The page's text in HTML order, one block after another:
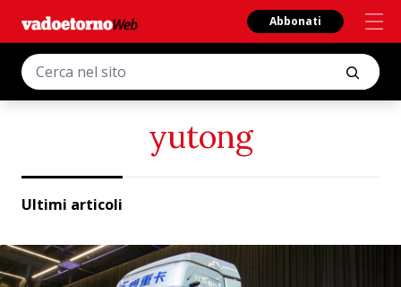
Abbonati
yutong
Ultimi articoli